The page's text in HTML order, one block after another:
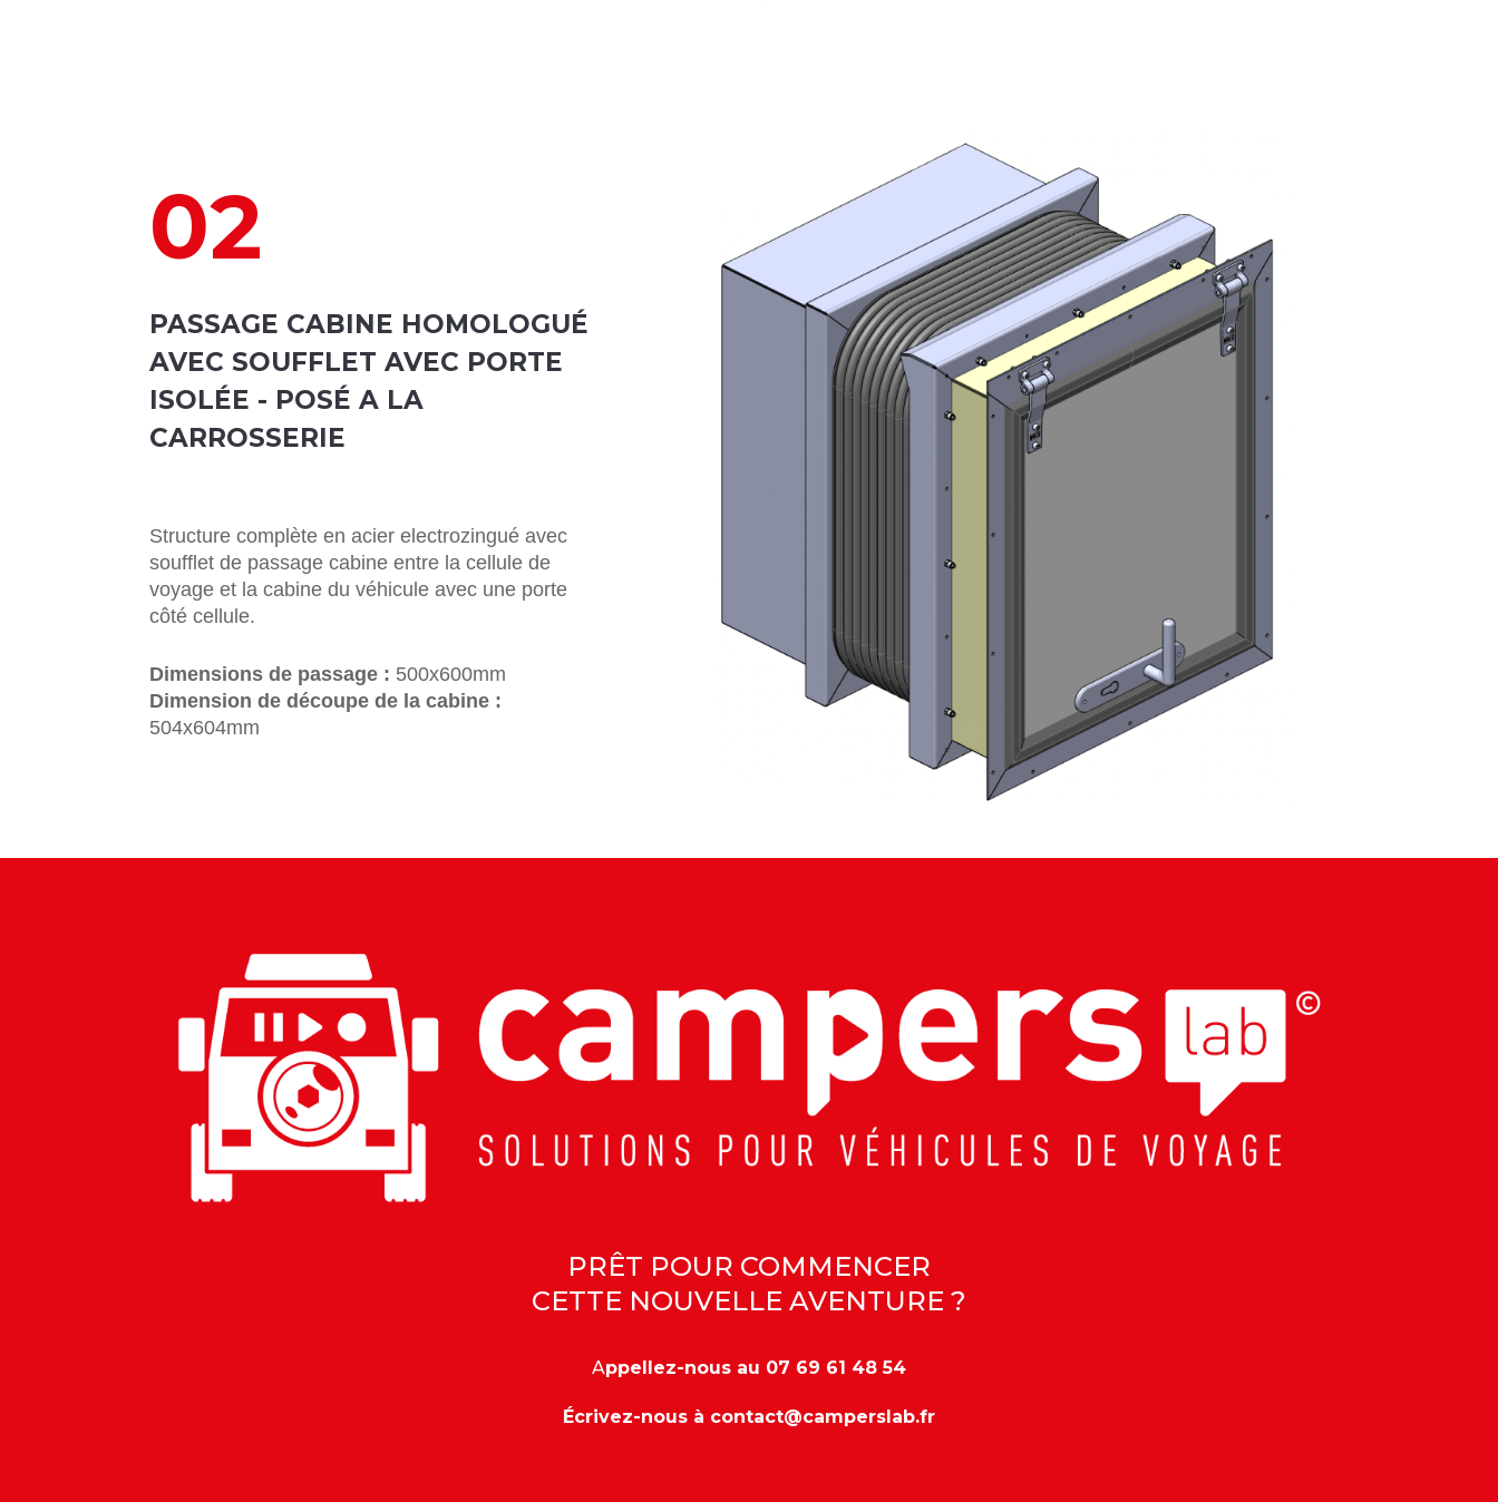
02
PASSAGE CABINE HOMOLOGUÉ
AVEC SOUFFLET AVEC PORTE
ISOLÉE - POSÉ A LA
CARROSSERIE
Structure complète en acier electrozingué avec
soufflet de passage cabine entre la cellule de
voyage et la cabine du véhicule avec une porte
côté cellule.
Dimensions de passage : 500x600mm
Dimension de découpe de la cabine :
504x604mm
PRÊT POUR COMMENCER
CETTE NOUVELLE AVENTURE ?
Appellez-nous au 07 69 61 48 54
Écrivez-nous à contact@camperslab.fr